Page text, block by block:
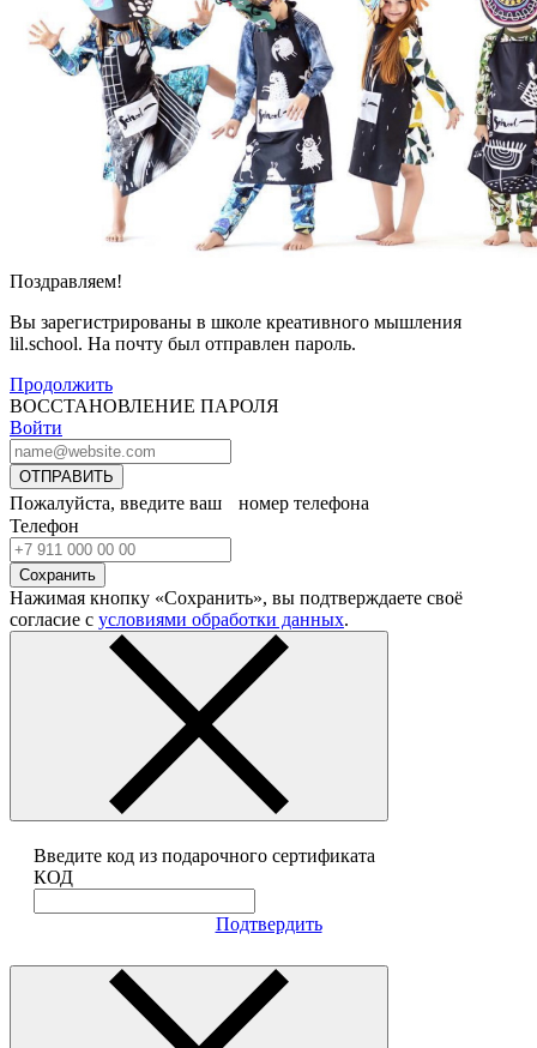
Поздравляем!
Вы зарегистрированы в школе креативного мышления
lil.school. На почту был отправлен пароль.
Продолжить
ВОССТАНОВЛЕНИЕ ПАРОЛЯ
Войти
ОТПРАВИТЬ
Пожалуйста, введите ваш номер телефона
Телефон
Сохранить
Нажимая кнопку «Сохранить», вы подтверждаете своё
согласие с условиями обработки данных.
Введите код из подарочного сертификата
КОД
Подтвердить